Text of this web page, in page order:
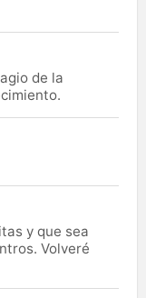
de la
y que sea
Volveré